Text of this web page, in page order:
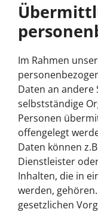
Im Rahmen
Daten an
selbstständige
Personen
offengelegt
Daten können
Dienstleister
Inhalten, die in
werden,
gesetzlichen